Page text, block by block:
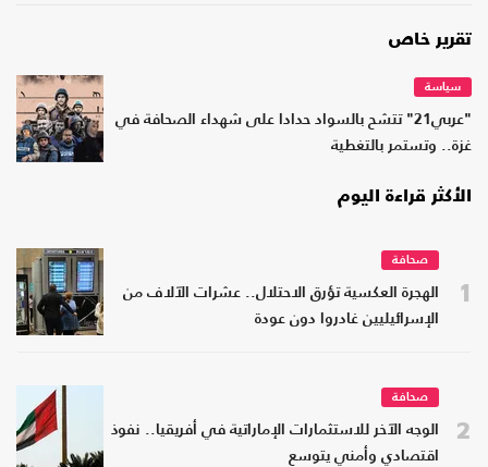
تقرير خاص
سياسة
"عربي21" تتشح بالسواد حدادا على شهداء الصحافة في
غزة.. وتستمر بالتغطية
الأكثر قراءة اليوم
1
صحافة
الهجرة العكسية تؤرق الاحتلال.. عشرات الآلاف من
الإسرائيليين غادروا دون عودة
2
صحافة
الوجه الآخر للاستثمارات الإماراتية في أفريقيا.. نفوذ
اقتصادي وأمني يتوسع